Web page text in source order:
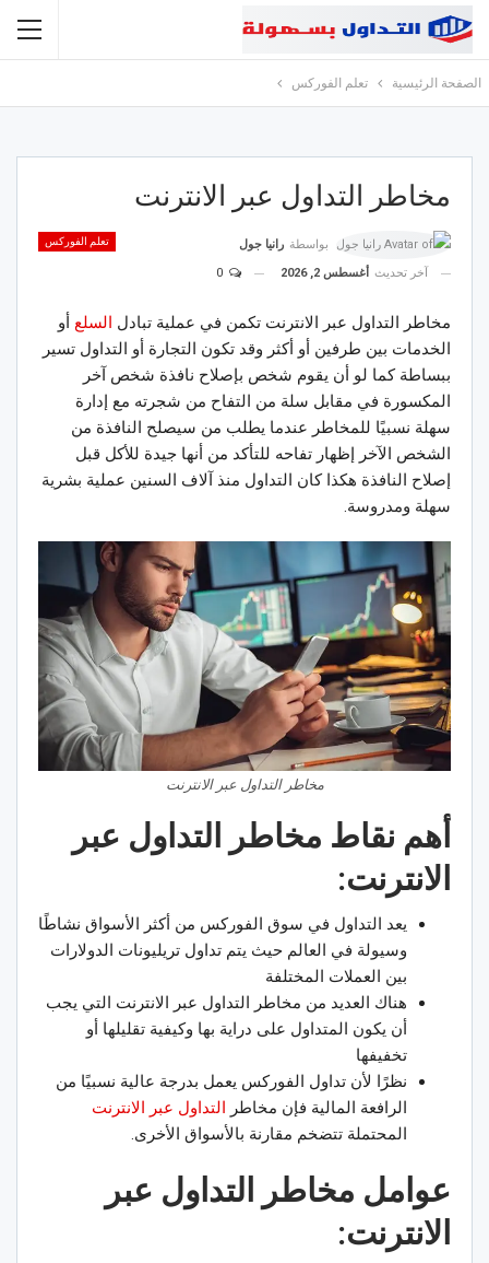
الصفحة الرئيسية تعلم الفوركس
مخاطر التداول عبر الانترنت
تعلم الفوركس بواسطة رانيا جول
آخر تحديث
أغسطس 2, 2026
مخاطر التداول عبر الانترنت تكمن في عملية تبادل السلع أو
الخدمات بين طرفين أو أكثر وقد تكون التجارة أو التداول تسير
ببساطة كما لو أن يقوم شخص بإصلاح نافذة شخص آخر
المكسورة في مقابل سلة من التفاح من شجرته مع إدارة
سهلة نسبيًا للمخاطر عندما يطلب من سيصلح النافذة من
الشخص الآخر إظهار تفاحه للتأكد من أنها جيدة للأكل قبل
إصلاح النافذة هكذا كان التداول منذ آلاف السنين عملية بشرية
سهلة ومدروسة.
مخاطر التداول عبر الانترنت
أهم نقاط مخاطر التداول عبر
الانترنت:
يعد التداول في سوق الفوركس من أكثر الأسواق نشاطًا
وسيولة في العالم حيث يتم تداول تريليونات الدولارات
بين العملات المختلفة
هناك العديد من مخاطر التداول عبر الانترنت التي يجب
أن يكون المتداول على دراية بها وكيفية تقليلها أو
تخفيفها
نظرًا لأن تداول الفوركس يعمل بدرجة عالية نسبيًا من
الرافعة المالية فإن مخاطر التداول عبر الانترنت
المحتملة تتضخم مقارنة بالأسواق الأخرى.
عوامل مخاطر التداول عبر
الانترنت: